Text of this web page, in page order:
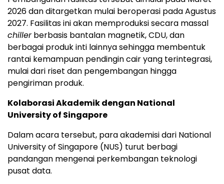
2026 dan ditargetkan mulai beroperasi pada Agustus
2027. Fasilitas ini akan memproduksi secara massal
chillerberbasis bantalan magnetik, CDU, dan
berbagai produk inti lainnya sehingga membentuk
rantai kemampuan pendingin cair yang terintegrasi,
mulai dari riset dan pengembangan hingga
pengiriman produk.
Kolaborasi Akademik dengan National
University of Singapore
Dalam acara tersebut, para akademisi dari National
University of Singapore (NUS) turut berbagi
pandangan mengenai perkembangan teknologi
pusat data.